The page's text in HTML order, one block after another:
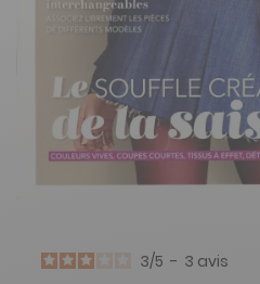
3/5 - 3 avis